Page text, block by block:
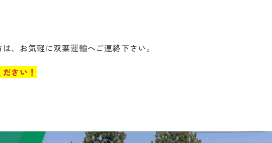
、お気軽に双葉運輸へご連絡下さい。
さい！